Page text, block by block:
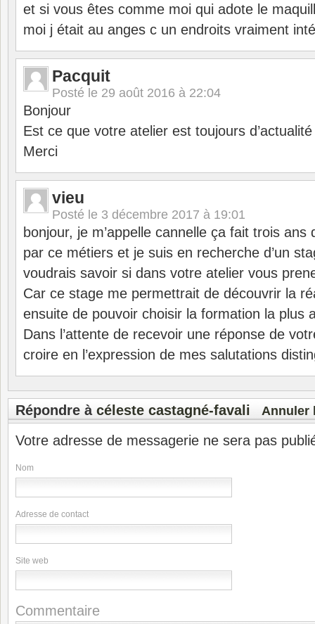
et si vous êtes comme moi qui adote le
moi j était au anges c un endroits vraiment
Pacquit
Posté le 29 août 2016 à 22:04
Bonjour
Est ce que votre atelier est toujours
Merci
vieu
Posté le 3 décembre 2017 à 19:01
bonjour, je m’appelle cannelle ça fait trois ans
par ce métiers et je suis en recherche d’un
voudrais savoir si dans votre atelier vous
Car ce stage me permettrait de découvrir la
ensuite de pouvoir choisir la formation la plus
Dans l’attente de recevoir une réponse de
croire en l’expression de mes salutations
Répondre à céleste castagné-favali Annuler
Votre adresse de messagerie ne sera pas
Nom
Adresse de contact
Site web
Commentaire